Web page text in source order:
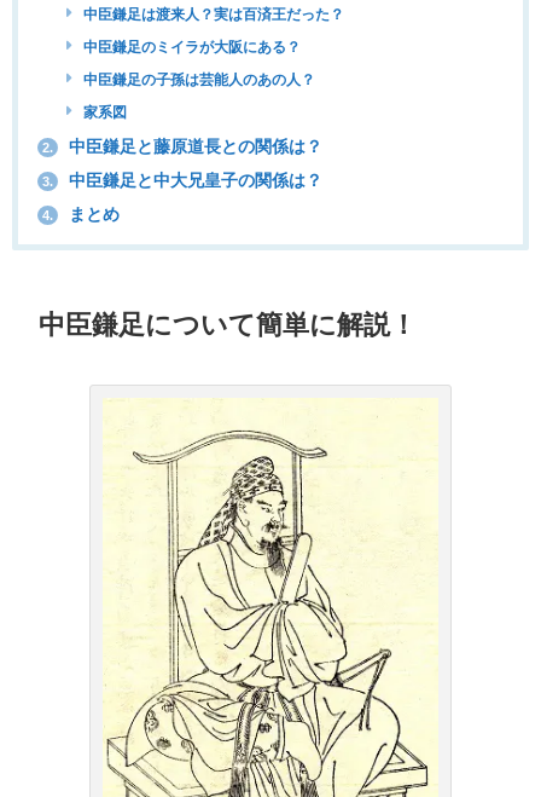
中臣鎌足は渡来人？実は百済王だった？
中臣鎌足のミイラが大阪にある？
中臣鎌足の子孫は芸能人のあの人？
家系図
2. 中臣鎌足と藤原道長との関係は？
3. 中臣鎌足と中大兄皇子の関係は？
4. まとめ
中臣鎌足について簡単に解説！